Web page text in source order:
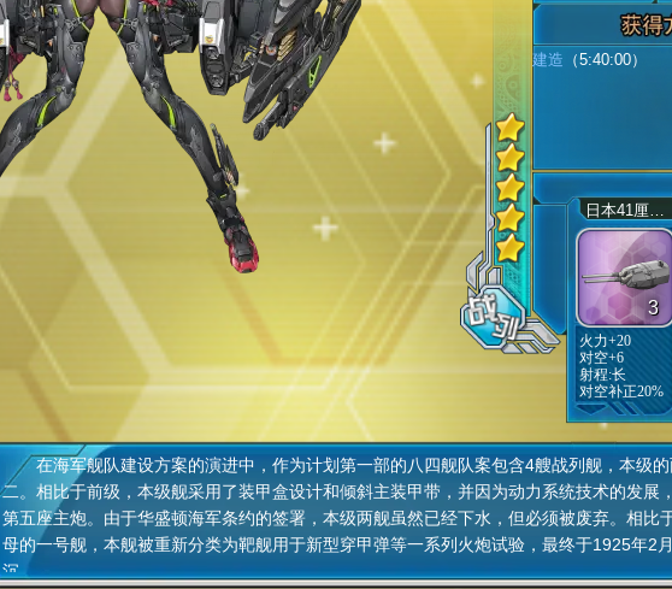
3
火力+20
对空+6
射程:长
对空补正20%
建造 （5:40:00）
在海军舰队建设方案的演进中，作为计划第一部的八四舰队案包含4艘战列舰，本级的
二。相比于前级，本级舰采用了装甲盒设计和倾斜主装甲带，并因为动力系统技术的发展
第五座主炮。由于华盛顿海军条约的签署，本级两舰虽然已经下水，但必须被废弃。相比
母的一号舰，本舰被重新分类为靶舰用于新型穿甲弹等一系列火炮试验，最终于1925年2
沉。